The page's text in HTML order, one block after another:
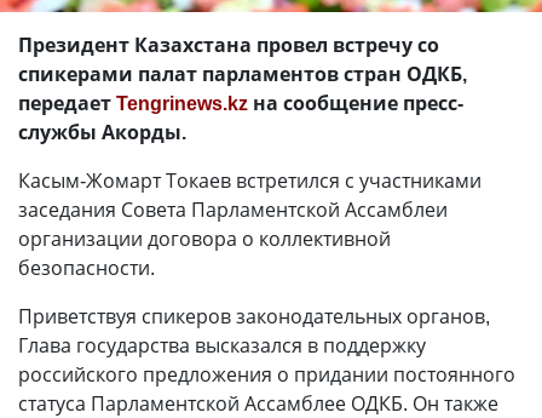
Президент Казахстана провел встречу со
спикерами палат парламентов стран ОДКБ,
передаетTengrinews.kz на сообщение пресс-
службы Акорды.
Касым-Жомарт Токаев встретился с участниками
заседания Совета Парламентской Ассамблеи
организации договора о коллективной
безопасности.
Приветствуя спикеров законодательных органов,
Глава государства высказался в поддержку
российского предложения о придании постоянного
статуса Парламентской Ассамблее ОДКБ. Он также